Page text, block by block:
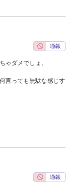
ゃダメでしょ。
言っても無駄な感じす